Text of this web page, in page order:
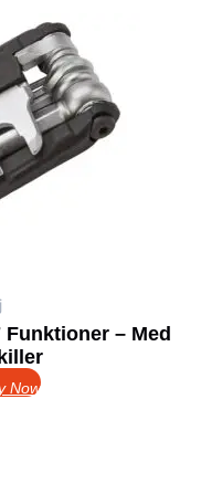
– Med
Now